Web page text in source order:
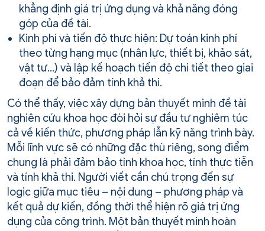
khẳng định giá trị ứng dụng và khả năng đóng
góp của đề tài.
Kinh phí và tiến độ thực hiện: Dự toán kinh phí
theo từng hạng mục (nhân lực, thiết bị, khảo sát,
vật tư…) và lập kế hoạch tiến độ chi tiết theo giai
đoạn để bảo đảm tính khả thi.
Có thể thấy, việc xây dựng bản thuyết minh đề tài
nghiên cứu khoa học đòi hỏi sự đầu tư nghiêm túc
cả về kiến thức, phương pháp lẫn kỹ năng trình bày.
Mỗi lĩnh vực sẽ có những đặc thù riêng, song điểm
chung là phải đảm bảo tính khoa học, tính thực tiễn
và tính khả thi. Người viết cần chú trọng đến sự
logic giữa mục tiêu – nội dung – phương pháp và
kết quả dự kiến, đồng thời thể hiện rõ giá trị ứng
dụng của công trình. Một bản thuyết minh hoàn